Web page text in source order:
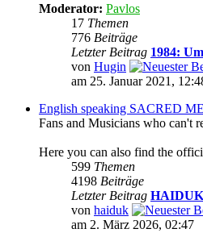
Moderator: Pavlos
17 Themen
776 Beiträge
Letzter Beitrag 1984:
von Hugin
am 25. Januar 2021,
English speaking SACRED
Fans and Musicians who can't
Here you can also find the
599 Themen
4198 Beiträge
Letzter Beitrag HAIDUK
von haiduk
am 2. März 2026, 02:47